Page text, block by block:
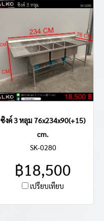
ซิงค์ 3 หลุม 76x234x90(+15)
cm.
SK-0280
฿18,500
เปรียบเทียบ